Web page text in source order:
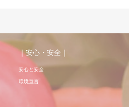
｜安心・安全｜
安心と安全
環境宣言